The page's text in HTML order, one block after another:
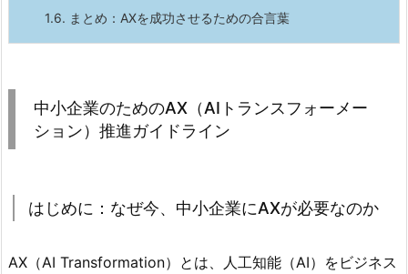
1.6. まとめ：AXを成功させるための合言葉
中小企業のためのAX（AIトランスフォーメー
ション）推進ガイドライン
はじめに：なぜ今、中小企業にAXが必要なのか
AX（AI Transformation）とは、人工知能（AI）をビジネス